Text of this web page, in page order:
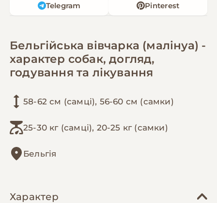
Telegram Pinterest
Бельгійська вівчарка (малінуа) -
характер собак, догляд,
годування та лікування
58-62 см (самці), 56-60 см (самки)
25-30 кг (самці), 20-25 кг (самки)
Бельгія
Характер